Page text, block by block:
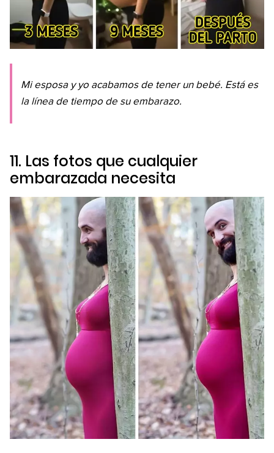
Mi esposa y yo acabamos de tener un bebé. Está es
la línea de tiempo de su embarazo.
11. Las fotos que cualquier
embarazada necesita